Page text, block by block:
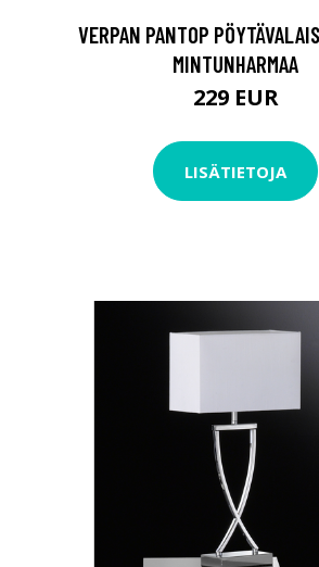
VERPAN PANTOP
MINTUNHARMAA
229 EUR
LISÄTIETOJA